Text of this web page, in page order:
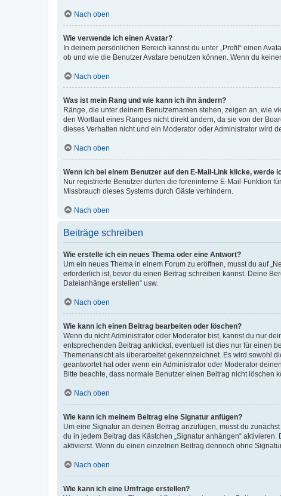
Nach oben
Wie verwende ich einen Avatar?
In deinem persönlichen Bereich kannst du unter „Profil“ einen
ob und wie die Benutzer Avatare benutzen können. Wenn du
Nach oben
Was ist mein Rang und wie kann ich ihn ändern?
Ränge, die unter deinem Benutzernamen stehen, zeigen an, wie
den Wortlaut eines Ranges nicht direkt ändern, da sie von der
dieses Verhalten nicht und ein Moderator oder Administrator wird
Nach oben
Wenn ich bei einem Benutzer auf den E-Mail-Link klicke, werde
Nur registrierte Benutzer dürfen die foreninterne E-Mail-Funktion
Missbrauch dieses Systems durch Gäste verhindern.
Nach oben
Beiträge schreiben
Wie erstelle ich ein neues Thema oder eine Antwort?
Um ein neues Thema in einem Forum zu eröffnen, musst du auf
erforderlich ist, bevor du einen Beitrag schreiben kannst. Deine
Dateianhänge erstellen“ usw.
Nach oben
Wie kann ich einen Beitrag bearbeiten oder löschen?
Wenn du nicht Administrator oder Moderator bist, kannst du nur
entsprechenden Beitrag anklickst; eventuell ist dies nur für einen
Themenansicht als überarbeitet gekennzeichnet. Es wird sowohl
geantwortet hat oder wenn ein Administrator oder Moderator
Bitte beachte, dass normale Benutzer einen Beitrag nicht löschen
Nach oben
Wie kann ich meinem Beitrag eine Signatur anfügen?
Um eine Signatur an deinen Beitrag anzufügen, musst du
du in jedem Beitrag das Kästchen „Signatur anhängen“
aktivierst. Wenn du einen einzelnen Beitrag dennoch ohne
Nach oben
Wie kann ich eine Umfrage erstellen?